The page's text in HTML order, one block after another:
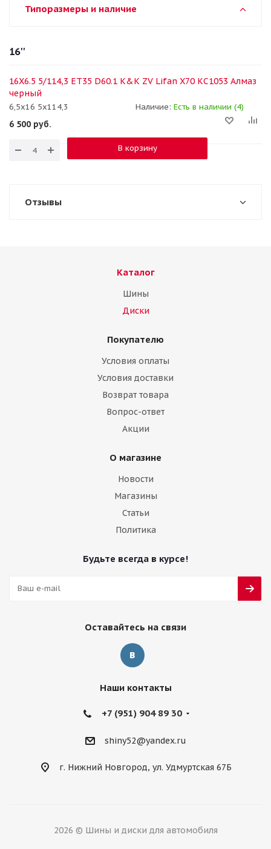
Типоразмеры и наличие
16''
16X6.5 5/114,3 ET35 D60.1 K&K ZV Lifan X70 КС1053 Алмаз
черный
6,5x16 5x114,3 Наличие: Есть в наличии (4)
6 500 руб.
В корзину
Отзывы
Каталог
Шины
Диски
Покупателю
Условия оплаты
Условия доставки
Возврат товара
Вопрос-ответ
Акции
О магазине
Новости
Магазины
Статьи
Политика
Будьте всегда в курсе!
Оставайтесь на связи
Наши контакты
+7 (951) 904 89 30
shiny52@yandex.ru
г. Нижний Новгород, ул. Удмуртская 67Б
2026 © Шины и диски для автомобиля